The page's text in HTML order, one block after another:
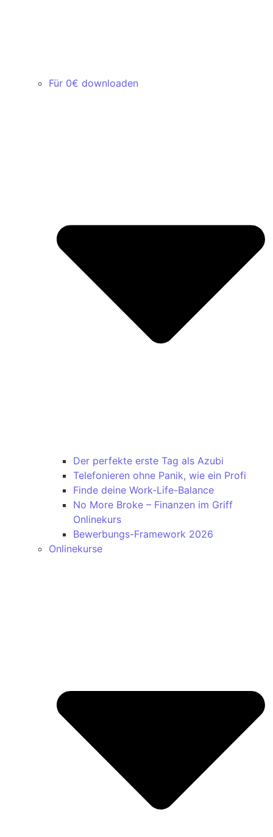
Für 0€ downloaden
Der perfekte erste Tag als Azubi
Telefonieren ohne Panik, wie ein Profi
Finde deine Work-Life-Balance
No More Broke – Finanzen im Griff
Onlinekurs
Bewerbungs-Framework 2026
Onlinekurse